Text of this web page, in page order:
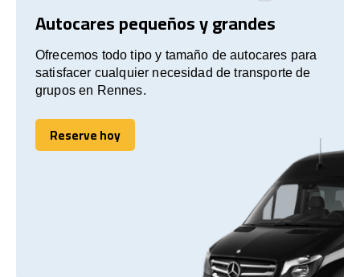
Autocares pequeños y grandes
Ofrecemos todo tipo y tamaño de autocares para
satisfacer cualquier necesidad de transporte de
grupos en Rennes.
Reserve hoy
Reserve hoy